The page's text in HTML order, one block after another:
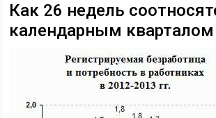
Как 26 недель
календарным кварталом